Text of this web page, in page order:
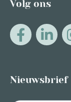
Volg ons
Nieuwsbrief